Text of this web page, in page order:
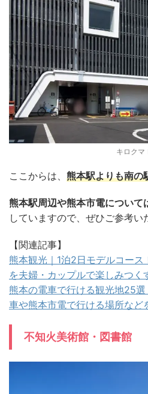
キロクマ
ここからは、 熊本駅よりも南の
熊本駅周辺や熊本市電について
していますので、ぜひご参考い
【関連記事】
熊本観光｜1泊2日モデルコー
を夫婦・カップルで楽しみつく
熊本の電車で行ける観光地25
車や熊本市電で行ける場所など
不知火美術館・図書館